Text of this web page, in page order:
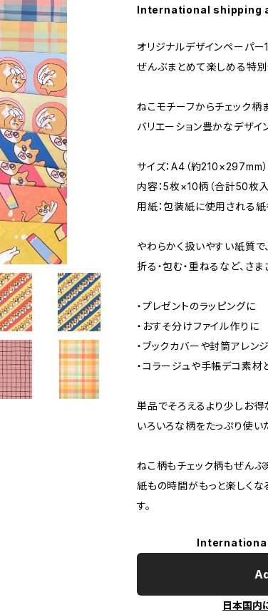
International shipping
オリジナルデザインペーパー
ぜんぶまとめて楽しめる特別
ねこモチーフからチェック柄
バリエーション豊かなデザイ
サイズ：A4（約210×297mm）
内容：5枚×10柄（合計50枚入
用紙：包装紙に使用される
やわらかく扱いやすい紙質で
折る・包む・重ねるなど、さ
・プレゼントのラッピングに
・おすそ分けファイル作りに
・ブックカバーや封筒アレン
・コラージュや手帳デコ素材
単品でそろえるより少しお
いろいろな柄をたっぷり使い
ねこ柄もチェック柄もぜんぶ
紙もの時間がもっと楽しくな
す。
日本国内